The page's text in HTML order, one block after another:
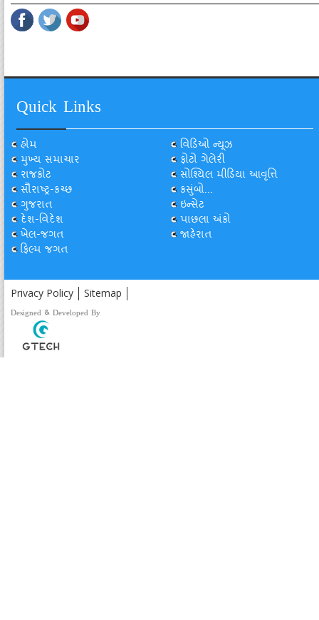
Quick Links
હોમ
મુખ્ય સમાચાર
રાજકોટ
સૌરાષ્ટ્ર-કચ્છ
ગુજરાત
દેશ-વિદેશ
ખેલ-જગત
ફિલ્મ જગત
વિડિઓ ન્યૂઝ
ફોટો ગેલેરી
સોશ્યિલ મીડિયા આવૃત્તિ
કસુંબો...
ઇન્સેટ
પાછલા અંકો
જાહેરાત
Privacy Policy Sitemap
Designed & Developed By